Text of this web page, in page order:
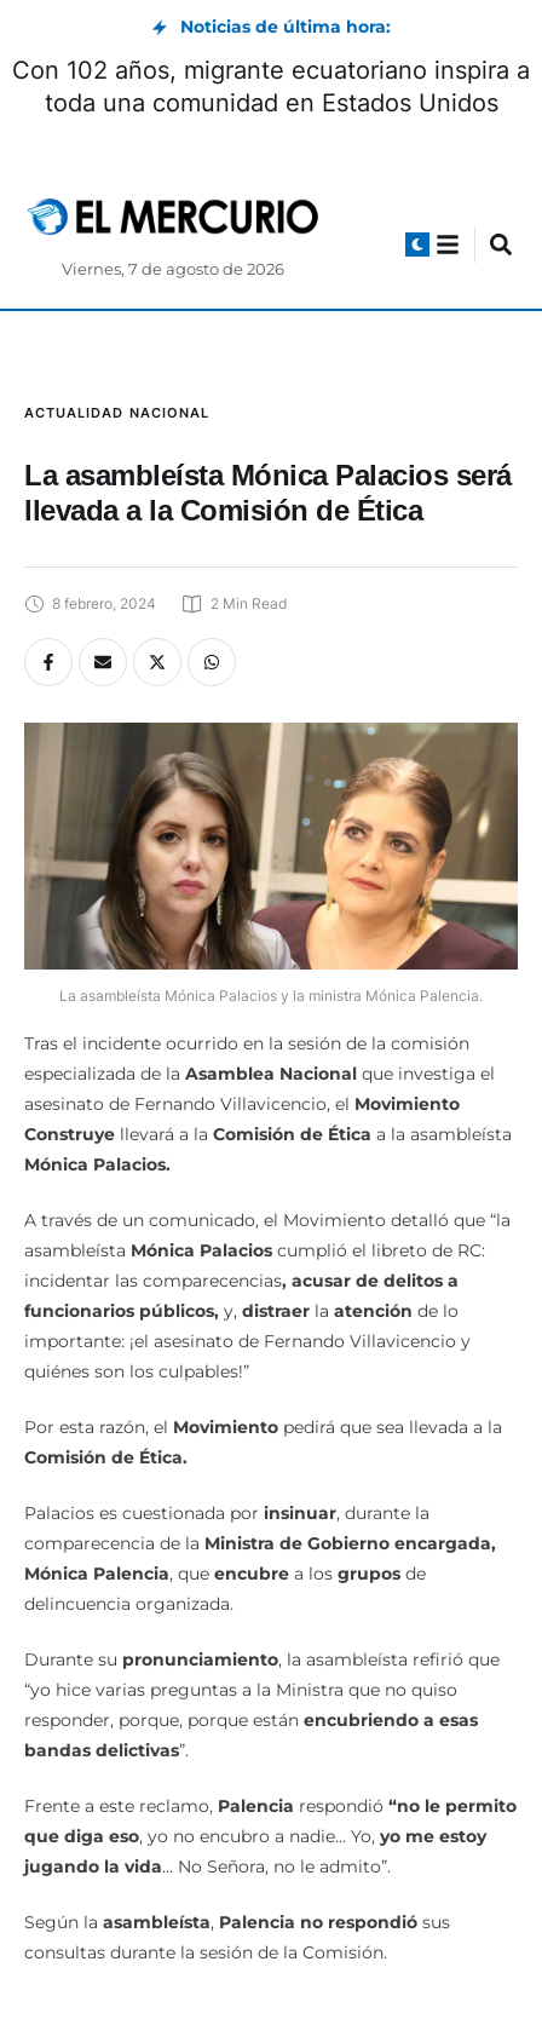
Noticias de última hora:
Con 102 años, migrante ecuatoriano inspira a
toda una comunidad en Estados Unidos
Viernes, 7 de agosto de 2026
ACTUALIDAD NACIONAL
La asambleísta Mónica Palacios será
llevada a la Comisión de Ética
8 febrero, 2024 2 Min Read
La asambleísta Mónica Palacios y la ministra Mónica Palencia.
Tras el incidente ocurrido en la sesión de la comisión
especializada de la Asamblea Nacional que investiga el
asesinato de Fernando Villavicencio, el Movimiento
Construye llevará a la Comisión de Ética a la asambleísta
Mónica Palacios.
A través de un comunicado, el Movimiento detalló que “la
asambleísta Mónica Palacios cumplió el libreto de RC:
incidentar las comparecencias, acusar de delitos a
funcionarios públicos, y, distraer la atención de lo
importante: ¡el asesinato de Fernando Villavicencio y
quiénes son los culpables!”
Por esta razón, el Movimiento pedirá que sea llevada a la
Comisión de Ética.
Palacios es cuestionada por insinuar, durante la
comparecencia de la Ministra de Gobierno encargada,
Mónica Palencia, que encubre a los grupos de
delincuencia organizada.
Durante su pronunciamiento, la asambleísta refirió que
“yo hice varias preguntas a la Ministra que no quiso
responder, porque, porque están encubriendo a esas
bandas delictivas”.
Frente a este reclamo, Palencia respondió “no le permito
que diga eso, yo no encubro a nadie… Yo, yo me estoy
jugando la vida… No Señora, no le admito”.
Según la asambleísta, Palencia no respondió sus
consultas durante la sesión de la Comisión.